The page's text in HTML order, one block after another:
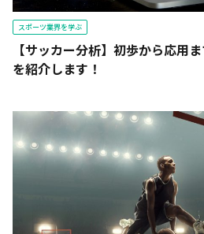
スポーツ業界を学ぶ
【サッカー分析】初歩から応用
を紹介します！